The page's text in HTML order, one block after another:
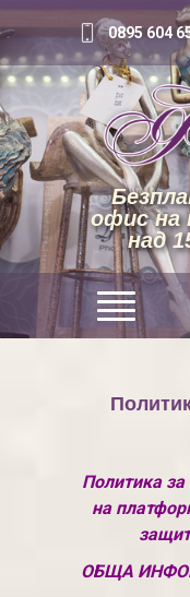
0895 604
офис на
над
Политика за
на
ОБЩА